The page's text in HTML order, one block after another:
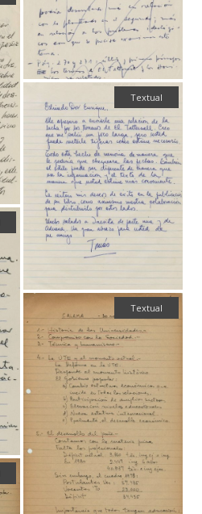
Textual
Textual